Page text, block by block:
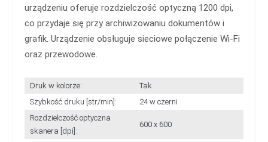
urządzeniu oferuje rozdzielczość optyczną 1200 dpi,
co przydaje się przy archiwizowaniu dokumentów i
grafik. Urządzenie obsługuje sieciowe połączenie Wi-Fi
oraz przewodowe.
Druk w kolorze:
Tak
Szybkość druku [str/min]:
24 w czerni
Rozdzielczość optyczna
skanera [dpi]:
600 x 600